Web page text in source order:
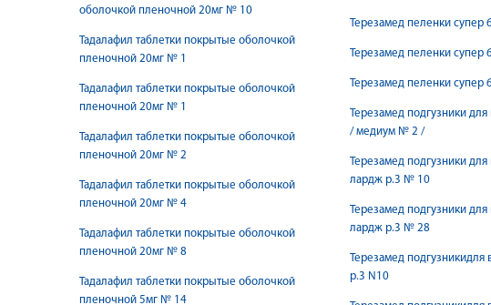
оболочкой пленочной 20мг № 10
Тадалафил таблетки покрытые оболочкой
пленочной 20мг № 1
Тадалафил таблетки покрытые оболочкой
пленочной 20мг № 1
Тадалафил таблетки покрытые оболочкой
пленочной 20мг № 2
Тадалафил таблетки покрытые оболочкой
пленочной 20мг № 4
Тадалафил таблетки покрытые оболочкой
пленочной 20мг № 8
Тадалафил таблетки покрытые оболочкой
пленочной 5мг № 14
Терезамед пеленки супер
Терезамед пеленки супер
Терезамед пеленки супер
Терезамед подгузники
/ медиум № 2 /
Терезамед подгузники для
лардж р.3 № 10
Терезамед подгузники для
лардж р.3 № 28
Терезамед подгузникидля
р.3 N10